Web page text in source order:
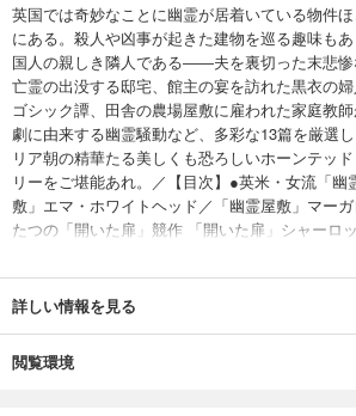
英国では奇妙なことに幽霊が居着いている物件
にある。殺人や凶事が起きた建物を巡る趣味も
国人の親しき隣人である――夫を裏切った末悲
亡霊の出没する邸宅、館主の宴を訪れた黒衣の
ゴシック譚、田舎の農場屋敷に雇われた家庭教
劇に由来する幽霊騒動など、多彩な13篇を厳選
リア朝の精華たる美しくも恐ろしいホーンテッ
リーをご堪能あれ。／【目次】●英米・女流「幽
敷」エマ・ホワイトヘッド／「幽霊屋敷」マー
たつの「開いた扉」競作 「開いた扉」シャーロ
扉」マーガレット・オリファント／●幽霊談義
屋敷の幽霊談議」ウィリアム・マッドフォード
ルー・ラング／●J・E・プレストン・マドック
トン領主屋敷（マナーハウス）の幽霊」チャー
詳しい情報を見る
閲覧環境